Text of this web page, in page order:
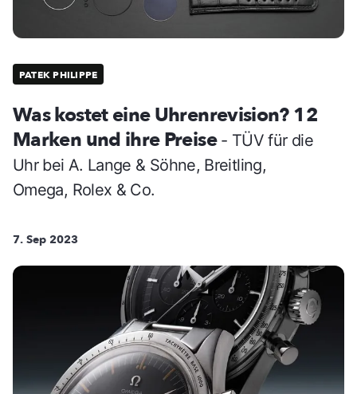
PATEK PHILIPPE
Was kostet eine Uhrenrevision? 12
Marken und ihre Preise - TÜV für die
Uhr bei A. Lange & Söhne, Breitling,
Omega, Rolex & Co.
7. Sep 2023